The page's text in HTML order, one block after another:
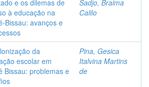
e os dilemas de
à educação na
Bissau: avanços e
Sadjo, Braima
Calilo
da
escolar em
Bissau: problemas e
Pina, Gesica
Italvina Martins
de